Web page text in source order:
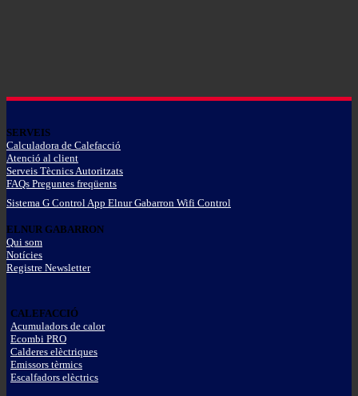
SERVEIS
Calculadora de Calefacció
Atenció al client
Serveis Tècnics Autoritzats
FAQs Preguntes freqüents
Sistema G Control App Elnur Gabarron Wifi Control
ELNUR GABARRON
Qui som
Notícies
Registre Newsletter
CALEFACCIÓ
Acumuladors de calor
Ecombi PRO
Calderes elèctriques
Emissors tèrmics
Escalfadors elèctrics